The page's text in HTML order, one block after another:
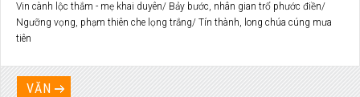
Vin cành lộc thắm - mẹ khai duyên/ Bảy bước, nhân gian trổ phước điền/
Ngưỡng vọng, phạm thiên che lọng trắng/ Tín thành, long chúa cúng mưa
tiên
VĂN